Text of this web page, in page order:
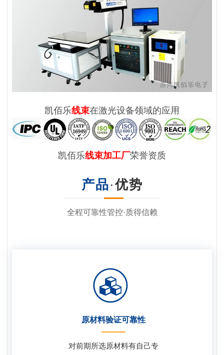
凯佰乐线束在激光设备领域的应用
凯佰乐线束加工厂荣誉资质
产品·优势
全程可靠性管控·质得信赖
原材料验证可靠性
对前期所选原材料有自己专